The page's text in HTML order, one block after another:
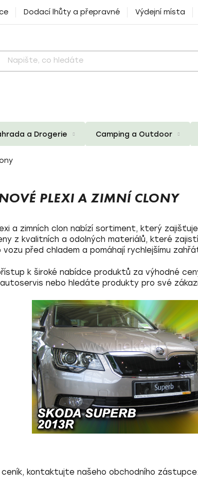
Dodací lhůty a přepravné Výdejní místa
a Drogerie Camping a Outdoor
PLEXI A ZIMNÍ CLONY
a zimních clon nabízí sortiment, který
z kvalitních a odolných materiálů, které zajistí
před chladem a pomáhají rychlejšímu
k široké nabídce produktů za výhodné
nebo hledáte produkty pro své
kontaktujte našeho obchodního zástupce: